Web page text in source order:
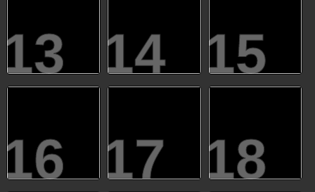
13
14
15
16
17
18